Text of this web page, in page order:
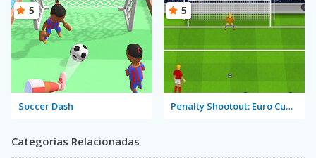
Soccer Dash
5
Penalty Shootout: Euro Cup 2016
5
Categorías Relacionadas